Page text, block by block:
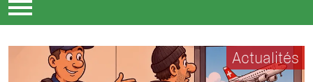
Actualités